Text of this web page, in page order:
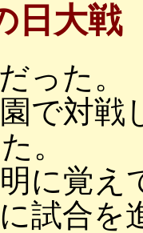
日大戦
った。
で対戦
。
に覚え
試合を